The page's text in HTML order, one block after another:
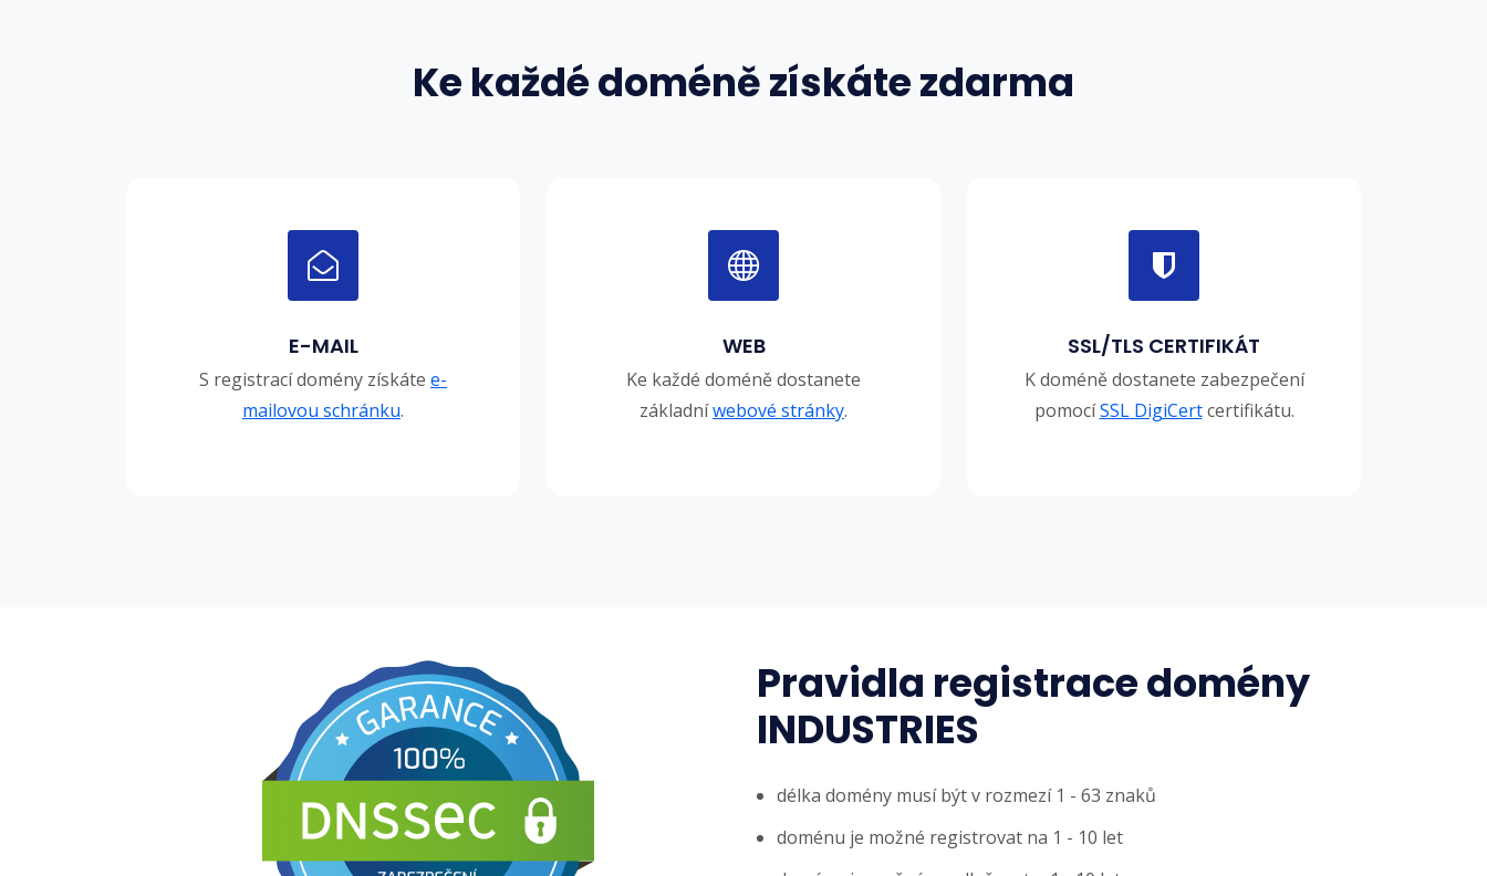
Ke každé doméně získáte zdarma
E-MAIL
S registrací domény získáte e-
mailovou schránku.
WEB
Ke každé doméně dostanete
základníwebové stránky.
SSL/TLS CERTIFIKÁT
K doméně dostanete zabezpečení
pomocíSSL DigiCertcertifikátu.
Pravidla registrace domény
INDUSTRIES
délka domény musí být v rozmezí 1 - 63 znaků
doménu je možné registrovat na 1 - 10 let